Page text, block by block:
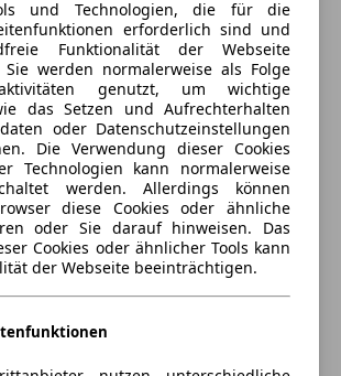
und Technologien, die für die
erforderlich sind und
Funktionalität der Webseite
Sie werden normalerweise als Folge
genutzt, um wichtige
das Setzen und Aufrechterhalten
oder Datenschutzeinstellungen
Die Verwendung dieser Cookies
Technologien kann normalerweise
werden. Allerdings können
diese Cookies oder ähnliche
oder Sie darauf hinweisen. Das
Cookies oder ähnlicher Tools kann
der Webseite beeinträchtigen.